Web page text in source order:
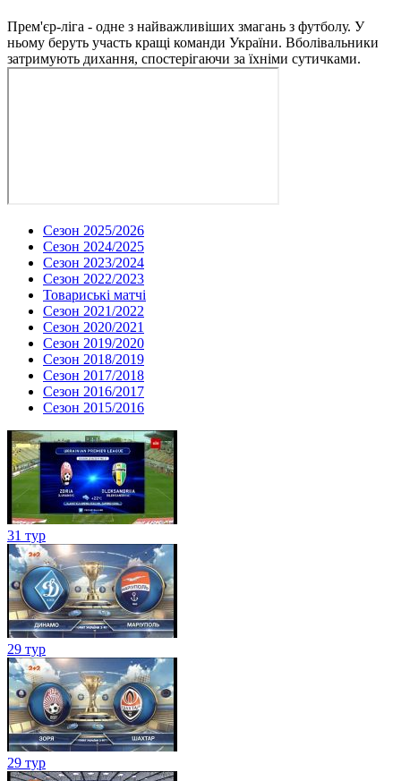
Прем'єр-ліга - одне з найважливіших змагань з футболу. У
ньому беруть участь кращі команди України. Вболівальники
затримують дихання, спостерігаючи за їхніми сутичками.
Сезон 2025/2026
Сезон 2024/2025
Сезон 2023/2024
Сезон 2022/2023
Товариські матчі
Сезон 2021/2022
Сезон 2020/2021
Сезон 2019/2020
Сезон 2018/2019
Сезон 2017/2018
Сезон 2016/2017
Сезон 2015/2016
31 тур
29 тур
29 тур